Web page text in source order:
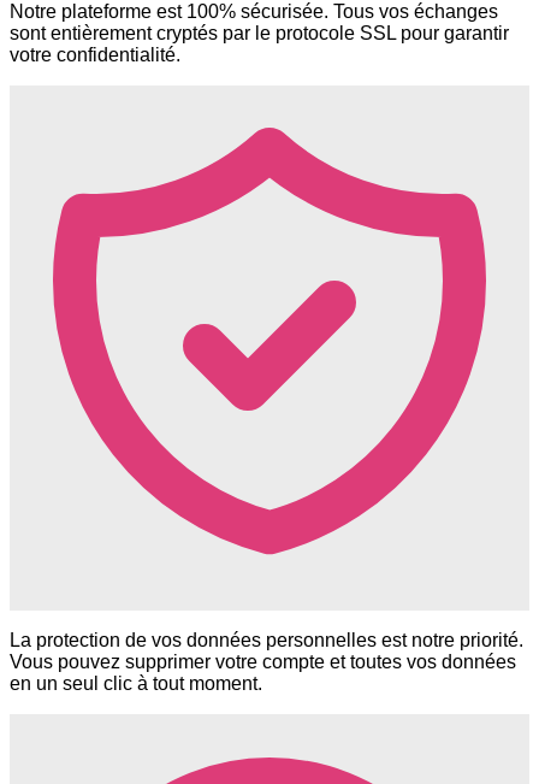
Notre plateforme est 100% sécurisée. Tous vos échanges
sont entièrement cryptés par le protocole SSL pour garantir
votre confidentialité.
La protection de vos données personnelles est notre priorité.
Vous pouvez supprimer votre compte et toutes vos données
en un seul clic à tout moment.